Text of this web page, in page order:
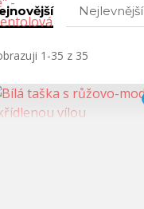
Nejlevnější
1-35 z 35